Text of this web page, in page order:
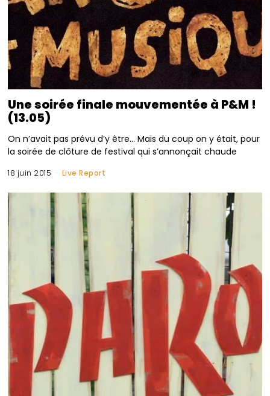
Une soirée finale mouvementée à P&M !
(13.05)
On n’avait pas prévu d’y être… Mais du coup on y était, pour
la soirée de clôture de festival qui s’annonçait chaude
18 juin 2015 Live Report